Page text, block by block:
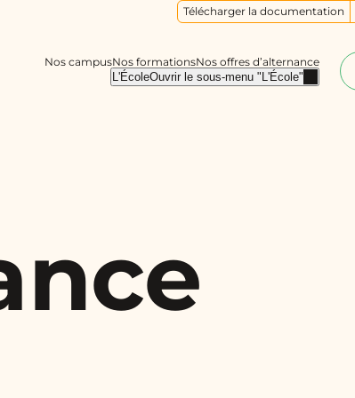
Nos campusNos formationsNos offres d’alternance
L'ÉcoleOuvrir le sous-menu "L'École"
Télécharger la documentation